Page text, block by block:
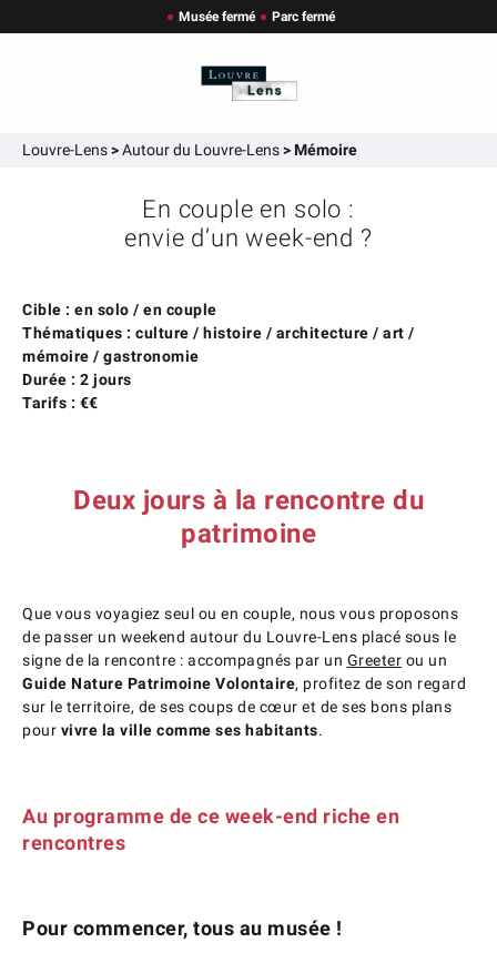
Musée fermé Parc fermé
Louvre-Lens>Autour du Louvre-Lens>Mémoire
En couple en solo :
envie d’un week-end ?
Cible : en solo / en couple
Thématiques : culture / histoire / architecture / art /
mémoire / gastronomie
Durée : 2 jours
Tarifs : €€
Deux jours à la rencontre du
patrimoine
Que vous voyagiez seul ou en couple, nous vous proposons
de passer un weekend autour du Louvre-Lens placé sous le
signe de la rencontre : accompagnés par un Greeter ou un
Guide Nature Patrimoine Volontaire, profitez de son regard
sur le territoire, de ses coups de cœur et de ses bons plans
pour vivre la ville comme ses habitants.
Au programme de ce week-end riche en
rencontres
Pour commencer, tous au musée !